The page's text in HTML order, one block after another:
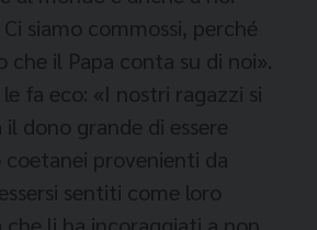
siamo commossi, perché
che il Papa conta su di noi».
fa eco: «I nostri ragazzi si
dono grande di essere
provenienti da
sentiti come loro